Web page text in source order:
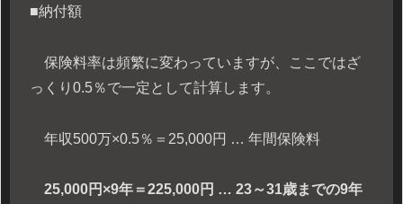
■納付額
保険料率は頻繁に変わっていますが、ここではざ
っくり0.5％で一定として計算します。
年収500万×0.5％＝25,000円 … 年間保険料
25,000円×9年＝225,000円 … 23～31歳までの9年